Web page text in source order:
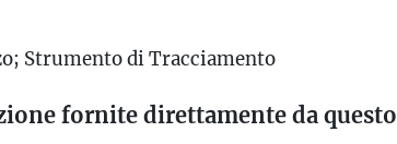
Strumento di Tracciamento
fornite direttamente da questo